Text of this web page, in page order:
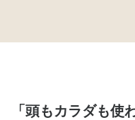
「頭もカラダも使